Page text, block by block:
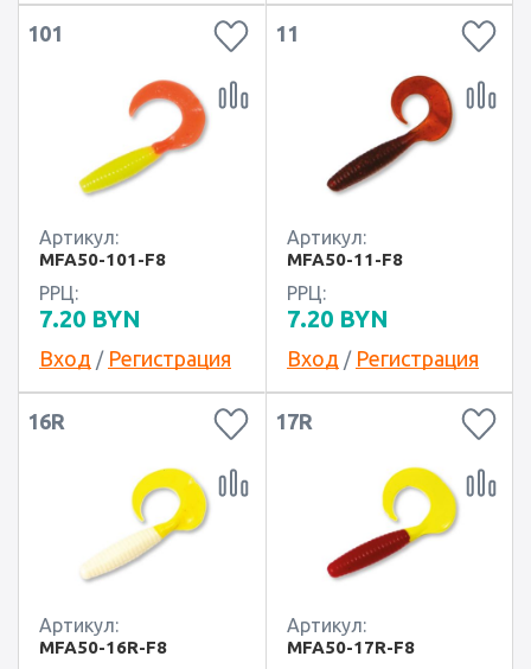
101
Артикул:
MFA50-101-F8
РРЦ:
7.20 BYN
Вход / Регистрация
11
Артикул:
MFA50-11-F8
РРЦ:
7.20 BYN
Вход / Регистрация
16R
Артикул:
MFA50-16R-F8
17R
Артикул:
MFA50-17R-F8